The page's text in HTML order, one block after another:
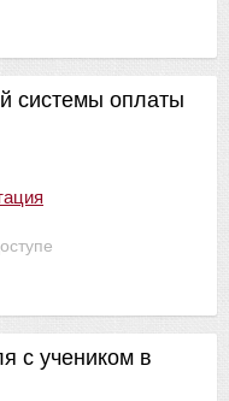
системы оплаты
с учеником в